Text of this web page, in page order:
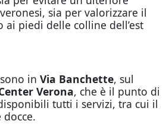
sia per valorizzare il
piedi delle colline dell’est
in Via Banchette, sul
Verona, che è il punto di
tutti i servizi, tra cui il